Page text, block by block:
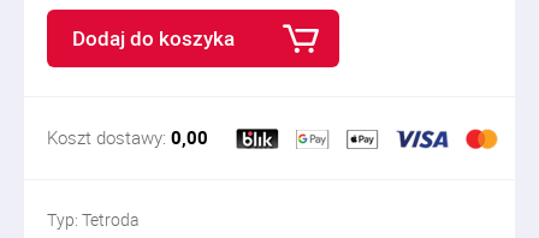
Dodaj do koszyka
Koszt dostawy: 0,00
Typ: Tetroda